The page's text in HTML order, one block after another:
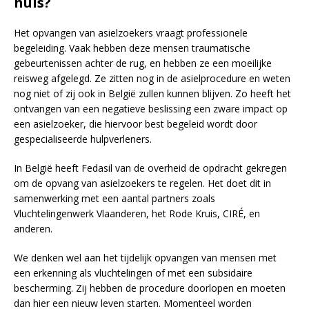
Het opvangen van asielzoekers vraagt professionele
begeleiding. Vaak hebben deze mensen traumatische
gebeurtenissen achter de rug, en hebben ze een moeilijke
reisweg afgelegd. Ze zitten nog in de asielprocedure en weten
nog niet of zij ook in België zullen kunnen blijven. Zo heeft het
ontvangen van een negatieve beslissing een zware impact op
een asielzoeker, die hiervoor best begeleid wordt door
gespecialiseerde hulpverleners.
In België heeft Fedasil van de overheid de opdracht gekregen
om de opvang van asielzoekers te regelen. Het doet dit in
samenwerking met een aantal partners zoals
Vluchtelingenwerk Vlaanderen, het Rode Kruis, CIRÉ, en
anderen.
We denken wel aan het tijdelijk opvangen van mensen met
een erkenning als vluchtelingen of met een subsidaire
bescherming. Zij hebben de procedure doorlopen en moeten
dan hier een nieuw leven starten. Momenteel worden